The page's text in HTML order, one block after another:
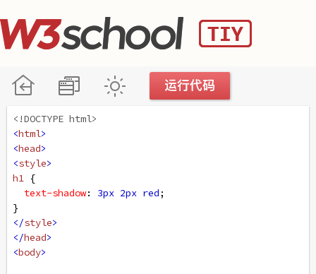
<!DOCTYPE html>
<html>
<head>
<style>
h1 {
text-shadow: 3px 2px red;
}
</style>
</head>
<body>